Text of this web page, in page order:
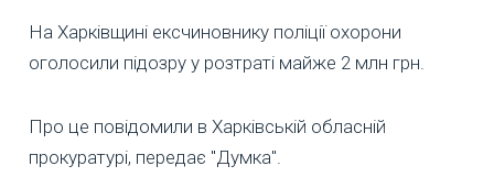
На Харківщині ексчиновнику поліції охорони
оголосили підозру у розтраті майже 2 млн грн.
Про це повідомили в Харківській обласній
прокуратурі, передає "Думка".